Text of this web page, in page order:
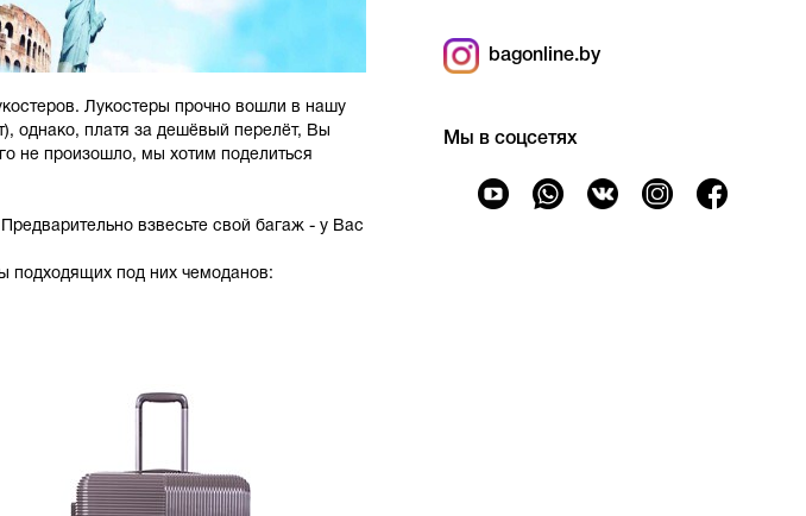
Лукостеры прочно вошли в нашу
однако, платя за дешёвый перелёт, Вы
не произошло, мы хотим поделиться
взвесьте свой багаж - у Вас
подходящих под них чемоданов:
bagonline.by
Мы в соцсетях